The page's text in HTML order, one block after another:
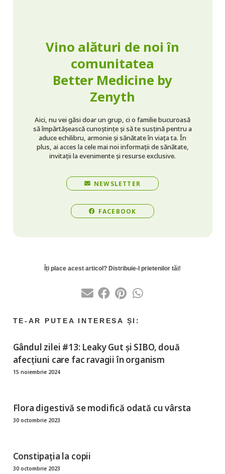
Gândul zilei #13: Leaky Gut și SIBO, două
afecțiuni care fac ravagii în organism
15 noiembrie 2024
Flora digestivă se modifică odată cu vârsta
30 octombrie 2023
Constipația la copii
30 octombrie 2023
Vino alături de noi în
comunitatea
Better Medicine by
Zenyth
Aici, nu vei găsi doar un grup, ci o familie bucuroasă
să împărtășească cunoștințe și să te susțină pentru a
aduce echilibru, armonie și sănătate în viața ta. În
plus, ai acces la cele mai noi informații de sănătate,
invitații la evenimente și resurse exclusive.
NEWSLETTER
FACEBOOK